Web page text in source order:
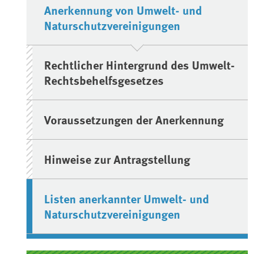
Anerkennung von Umwelt- und
Naturschutzvereinigungen
Rechtlicher Hintergrund des Umwelt-
Rechtsbehelfsgesetzes
Voraussetzungen der Anerkennung
Hinweise zur Antragstellung
Listen anerkannter Umwelt- und
Naturschutzvereinigungen